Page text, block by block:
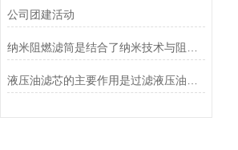
公司团建活动